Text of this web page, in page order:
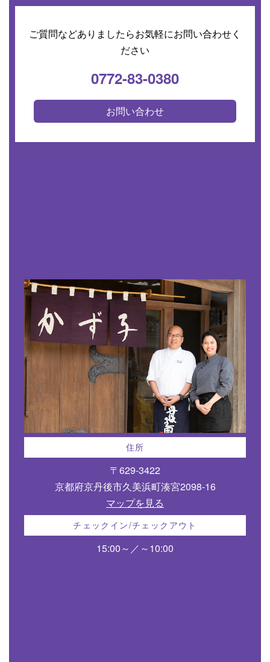
ご質問などありましたらお気軽にお問い合わせく
ださい
0772-83-0380
お問い合わせ
住所
〒629-3422
京都府京丹後市久美浜町湊宮2098-16
マップを見る
チェックイン/チェックアウト
15:00～／～10:00